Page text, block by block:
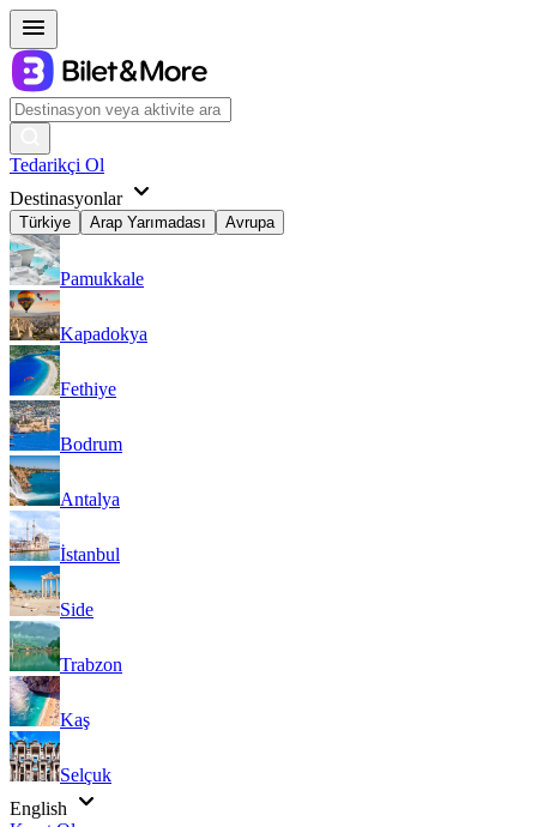
Tedarikçi Ol
Destinasyonlar
Türkiye Arap Yarımadası Avrupa
Pamukkale
Kapadokya
Fethiye
Bodrum
Antalya
İstanbul
Side
Trabzon
Kaş
Selçuk
English